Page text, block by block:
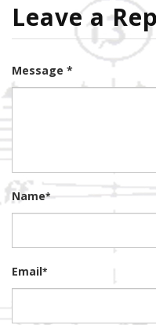
Leave a
Message *
Name*
Email*